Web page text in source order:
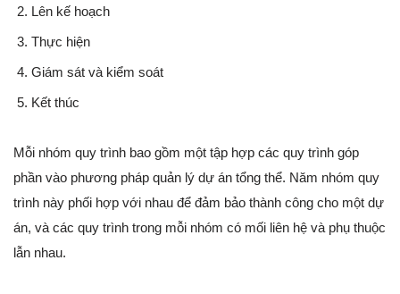
Lên kế hoạch
Thực hiện
Giám sát và kiểm soát
Kết thúc
Mỗi nhóm quy trình bao gồm một tập hợp các quy trình góp
phần vào phương pháp quản lý dự án tổng thể. Năm nhóm quy
trình này phối hợp với nhau để đảm bảo thành công cho một dự
án, và các quy trình trong mỗi nhóm có mối liên hệ và phụ thuộc
lẫn nhau.